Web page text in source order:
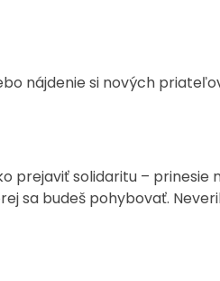
nájdenie si nových
prejaviť solidaritu –
sa budeš pohybovať.